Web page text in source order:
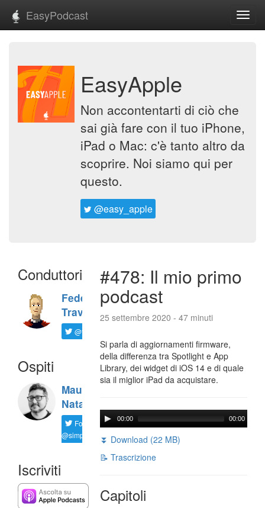
EasyPodcast
EasyApple
Non accontentarti di ciò che
sai già fare con il tuo iPhone,
iPad o Mac: c'è tanto altro da
scoprire. Noi siamo qui per
questo.
@easy_apple
Conduttori
Federico
Travaini
@ftrava
Ospiti
Maurizio
Natali
Follow
@simplemal
Iscriviti
#478: Il mio primo
podcast
25 settembre 2020 - 47 minuti
Si parla di aggiornamenti firmware,
della differenza tra Spotlight e App
Library, dei widget di iOS 14 e di quale
sia il miglior iPad da acquistare.
00:00 00:00
⏬ Download (22 MB)
📝 Trascrizione
Capitoli